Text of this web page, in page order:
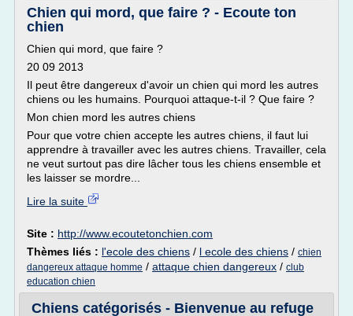
Chien qui mord, que faire ? - Ecoute ton
chien
Chien qui mord, que faire ?
20 09 2013
Il peut être dangereux d'avoir un chien qui mord les autres
chiens ou les humains. Pourquoi attaque-t-il ? Que faire ?
Mon chien mord les autres chiens
Pour que votre chien accepte les autres chiens, il faut lui
apprendre à travailler avec les autres chiens. Travailler, cela
ne veut surtout pas dire lâcher tous les chiens ensemble et
les laisser se mordre...
Lire la suite
Site : http://www.ecoutetonchien.com
Thèmes liés : l'ecole des chiens / l ecole des chiens / chien
dangereux attaque homme / attaque chien dangereux / club
education chien
Chiens catégorisés - Bienvenue au refuge